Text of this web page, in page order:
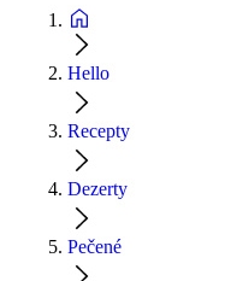
Hello
Recepty
Dezerty
Pečené